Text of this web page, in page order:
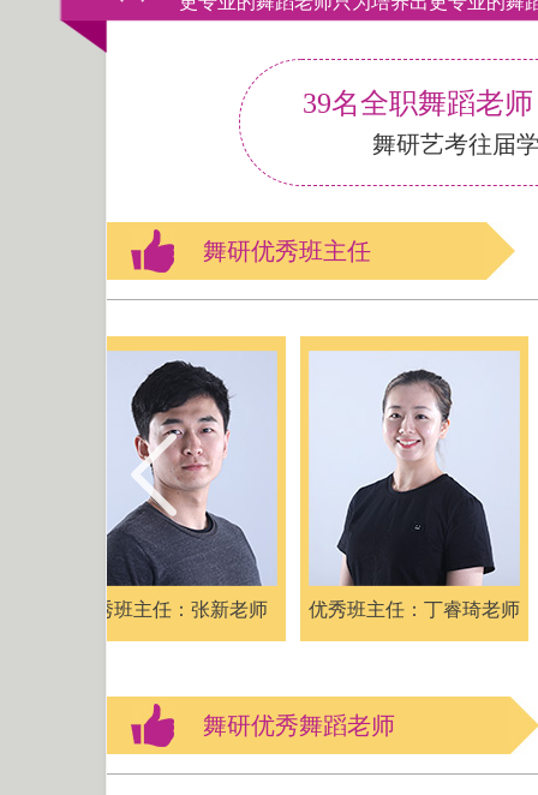
39名全职舞蹈老
舞研艺考往届
舞研优秀班主任
优秀班主任：丁睿琦老师 优秀班主任：王添
舞研优秀舞蹈老师